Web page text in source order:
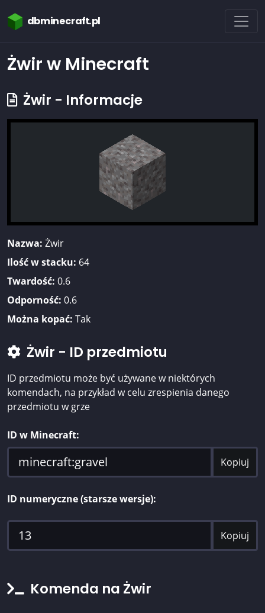
dbminecraft.pl
Żwir w Minecraft
Żwir - Informacje
Nazwa: Żwir
Ilość w stacku: 64
Twardość: 0.6
Odporność: 0.6
Można kopać: Tak
Żwir - ID przedmiotu
ID przedmiotu może być używane w niektórych
komendach, na przykład w celu zrespienia danego
przedmiotu w grze
ID w Minecraft:
Kopiuj
ID numeryczne (starsze wersje):
Kopiuj
Komenda na Żwir